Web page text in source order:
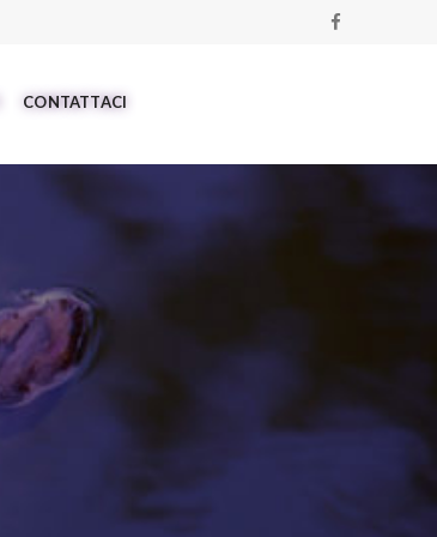
CONTATTACI